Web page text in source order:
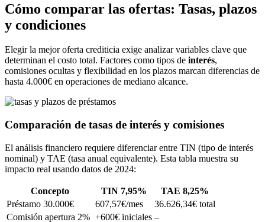
Cómo comparar las ofertas: Tasas, plazos
y condiciones
Elegir la mejor oferta crediticia exige analizar variables clave que
determinan el costo total. Factores como tipos de interés,
comisiones ocultas y flexibilidad en los plazos marcan diferencias de
hasta 4.000€ en operaciones de mediano alcance.
Comparación de tasas de interés y comisiones
El análisis financiero requiere diferenciar entre TIN (tipo de interés
nominal) y TAE (tasa anual equivalente). Esta tabla muestra su
impacto real usando datos de 2024:
Concepto TIN 7,95%
TAE 8,25%
Préstamo 30.000€
607,57€/mes
36.626,34€ total
Comisión apertura 2% +600€ iniciales –